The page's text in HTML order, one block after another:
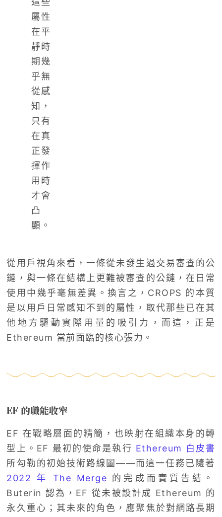
屬性
在平
靜時
期幾
乎無
從感
知，
只有
在真
正發
揮作
用時
才會
凸
顯。
從用戶視角來看，一條從未發生過交易審查的公
鏈，與一條在結構上更難被審查的公鏈，在日常
使用中幾乎毫無差異。換言之，CROPS 的本質
是以用戶日常感知不到的屬性，取代那些已在其
他地方驅動實際用量的吸引力，而這，正是
Ethereum 當前面臨的核心張力。
EF 的職能收窄
EF 在戰略層面的精簡，也映射在組織本身的轉
型上。EF 最初的使命是執行 Ethereum 白皮書
所勾勒的初始技術路線圖——而這一任務已隨著
2022 年 The Merge 的完成而實質告結。
Buterin 認為，EF 從未被設計成 Ethereum 的
永久重心；其未來的角色，應聚焦於對網路長期